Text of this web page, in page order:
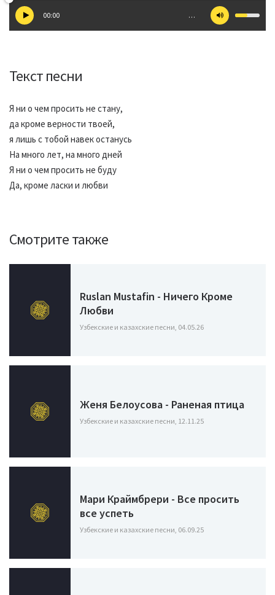
00:00 …
Текст песни
Я ни о чем просить не стану,
да кроме верности твоей,
я лишь с тобой навек останусь
На много лет, на много дней
Я ни о чем просить не буду
Да, кроме ласки и любви
Смотрите также
Ruslan Mustafin - Ничего Кроме
Любви
Узбекские и казахские песни, 04.05.26
Женя Белоусова - Раненая птица
Узбекские и казахские песни, 12.11.25
Мари Краймбрери - Все просить
все успеть
Узбекские и казахские песни, 06.09.25